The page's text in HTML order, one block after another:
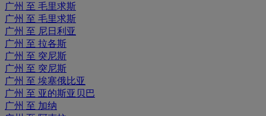
广州 至 毛里求斯
广州 至 毛里求斯
广州 至 尼日利亚
广州 至 拉各斯
广州 至 突尼斯
广州 至 突尼斯
广州 至 埃塞俄比亚
广州 至 亚的斯亚贝巴
广州 至 加纳